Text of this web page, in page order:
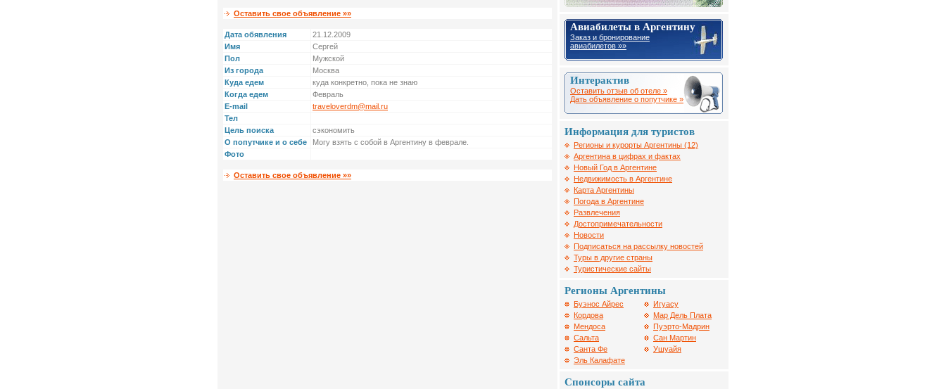
Оставить свое объявление »»
Дата обявления
21.12.2009
Имя
Сергей
Пол
Мужской
Из города
Москва
Куда едем
куда конкретно, пока не знаю
Когда едем
Февраль
E-mail
traveloverdm@mail.ru
Тел
Цель поиска
сэкономить
О попутчике и о себе
Могу взять с собой в Аргентину в феврале.
Фото
Оставить свое объявление »»
Авиабилеты в Аргентину
Заказ и бронирование
авиабилетов »»
Интерактив
Оставить отзыв об отеле »
Дать объявление о попутчике »
Информация для туристов
Регионы и курорты Аргентины (12)
Аргентина в цифрах и фактах
Новый Год в Аргентине
Недвижимость в Аргентине
Карта Аргентины
Погода в Аргентине
Развлечения
Достопримечательности
Новости
Подписаться на рассылку новостей
Туры в другие страны
Туристические сайты
Регионы Аргентины
Буэнос Айрес
Кордова
Мендоса
Сальта
Санта Фе
Эль Калафате
Игуасу
Мар Дель Плата
Пуэрто-Мадрин
Сан Мартин
Ушуайя
Спонсоры сайта